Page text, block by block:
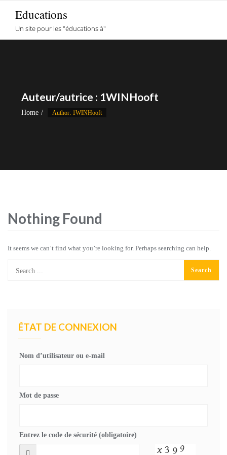
content
Educations
Un site pour les "éducations à"
Auteur/autrice : 1WINHooft
Home Author: 1WINHooft
Nothing Found
It seems we can’t find what you’re looking for. Perhaps searching can help.
ÉTAT DE CONNEXION
Nom d’utilisateur ou e-mail
Mot de passe
Entrez le code de sécurité (obligatoire)